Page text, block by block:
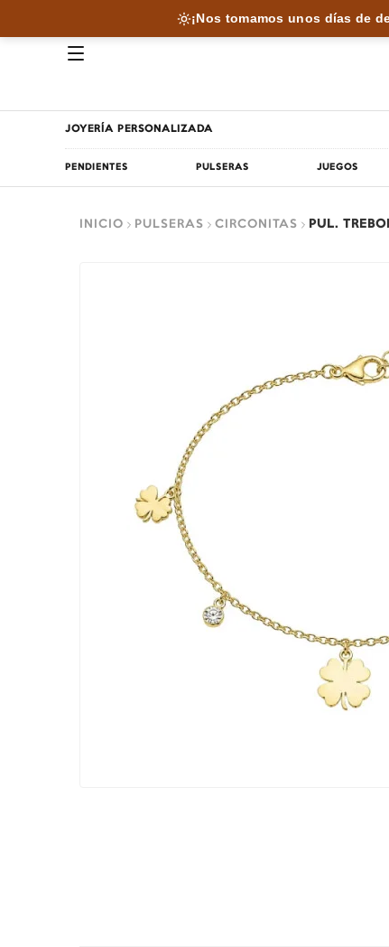
¡Nos tomamos unos días de
JOYERÍA PERSONALIZADA
PENDIENTES PULSERAS JUEGOS
INICIO PULSERAS CIRCONITAS PUL.